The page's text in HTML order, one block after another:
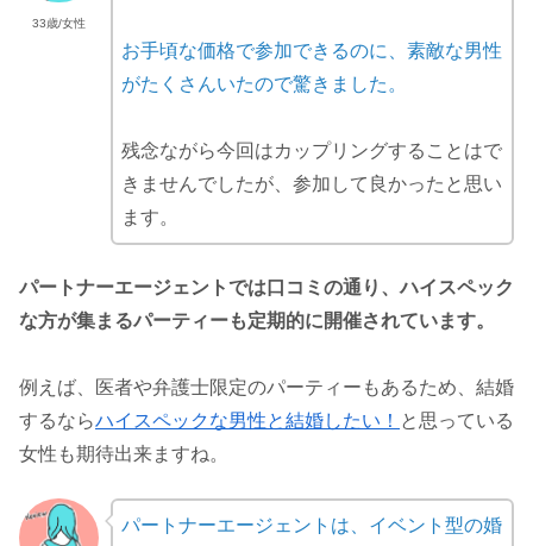
33歳/女性
お手頃な価格で参加できるのに、素敵な男性
がたくさんいたので驚きました。
残念ながら今回はカップリングすることはで
きませんでしたが、参加して良かったと思い
ます。
パートナーエージェントでは口コミの通り、ハイスペック
な方が集まるパーティーも定期的に開催されています。
例えば、医者や弁護士限定のパーティーもあるため、結婚
するならハイスペックな男性と結婚したい！ と思っている
女性も期待出来ますね。
パートナーエージェントは、イベント型の婚